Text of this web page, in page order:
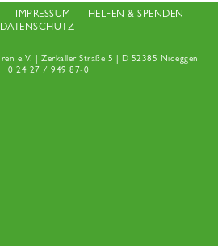
IMPRESSUM
HELFEN & SPENDEN
DATENSCHUTZ
e.V. | Zerkaller Straße 5 | D 52385 Nideggen
0 24 27 / 949 87-0